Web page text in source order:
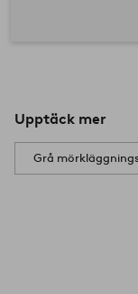
Upptäck mer
Grå